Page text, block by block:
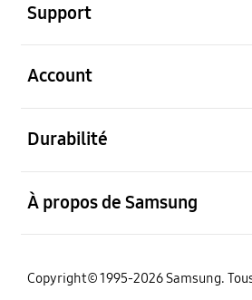
Support
Account
Durabilité
À propos de Samsung
Copyright© 1995-2026 Samsung.